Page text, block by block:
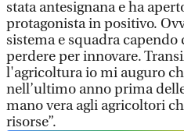
stata antesignana e ha
protagonista in positivo.
sistema e squadra
perdere per innovare.
l'agricoltura io mi auguro
nell’ultimo anno prima
mano vera agli agricoltori
risorse”.